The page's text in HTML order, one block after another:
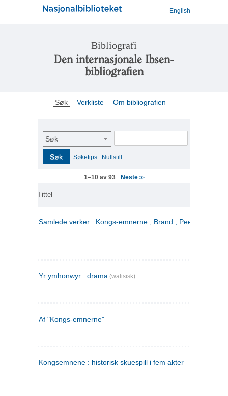
English
Bibliografi
Den internasjonale Ibsen-
bibliografien
Søk Verkliste Om bibliografien
Søk
Søk Søketips Nullstill
1–10 av 93 Neste>>
Tittel
Samlede verker : Kongs-emnerne ; Brand ; Peer Gynt. 2
Yr ymhonwyr : drama (walisisk)
Af "Kongs-emnerne"
Kongsemnene : historisk skuespill i fem akter